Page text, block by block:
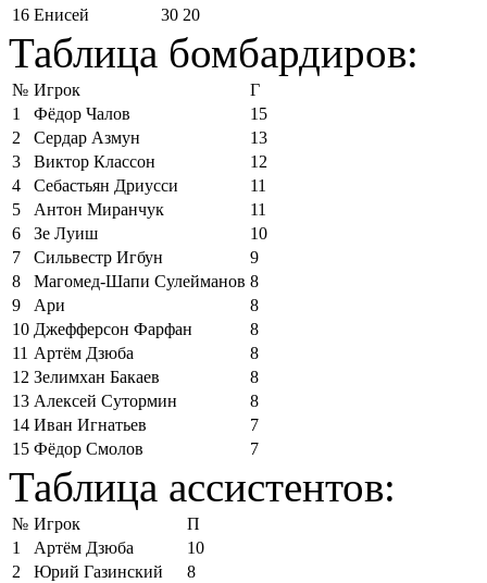
16 Енисей 30 20
Таблица бомбардиров:
№ Игрок
Г
1
Фёдор Чалов
15
2
Сердар Азмун
13
3
Виктор Классон
12
4
Себастьян Дриусси
11
5
Антон Миранчук
11
6
Зе Луиш
10
7
Сильвестр Игбун
9
8
Магомед-Шапи Сулейманов 8
9
Ари
8
10 Джефферсон Фарфан
8
11 Артём Дзюба
8
12 Зелимхан Бакаев
8
13 Алексей Сутормин
8
14 Иван Игнатьев
7
15 Фёдор Смолов 7
Таблица ассистентов:
№ Игрок
П
1
Артём Дзюба
10
2
Юрий Газинский
8